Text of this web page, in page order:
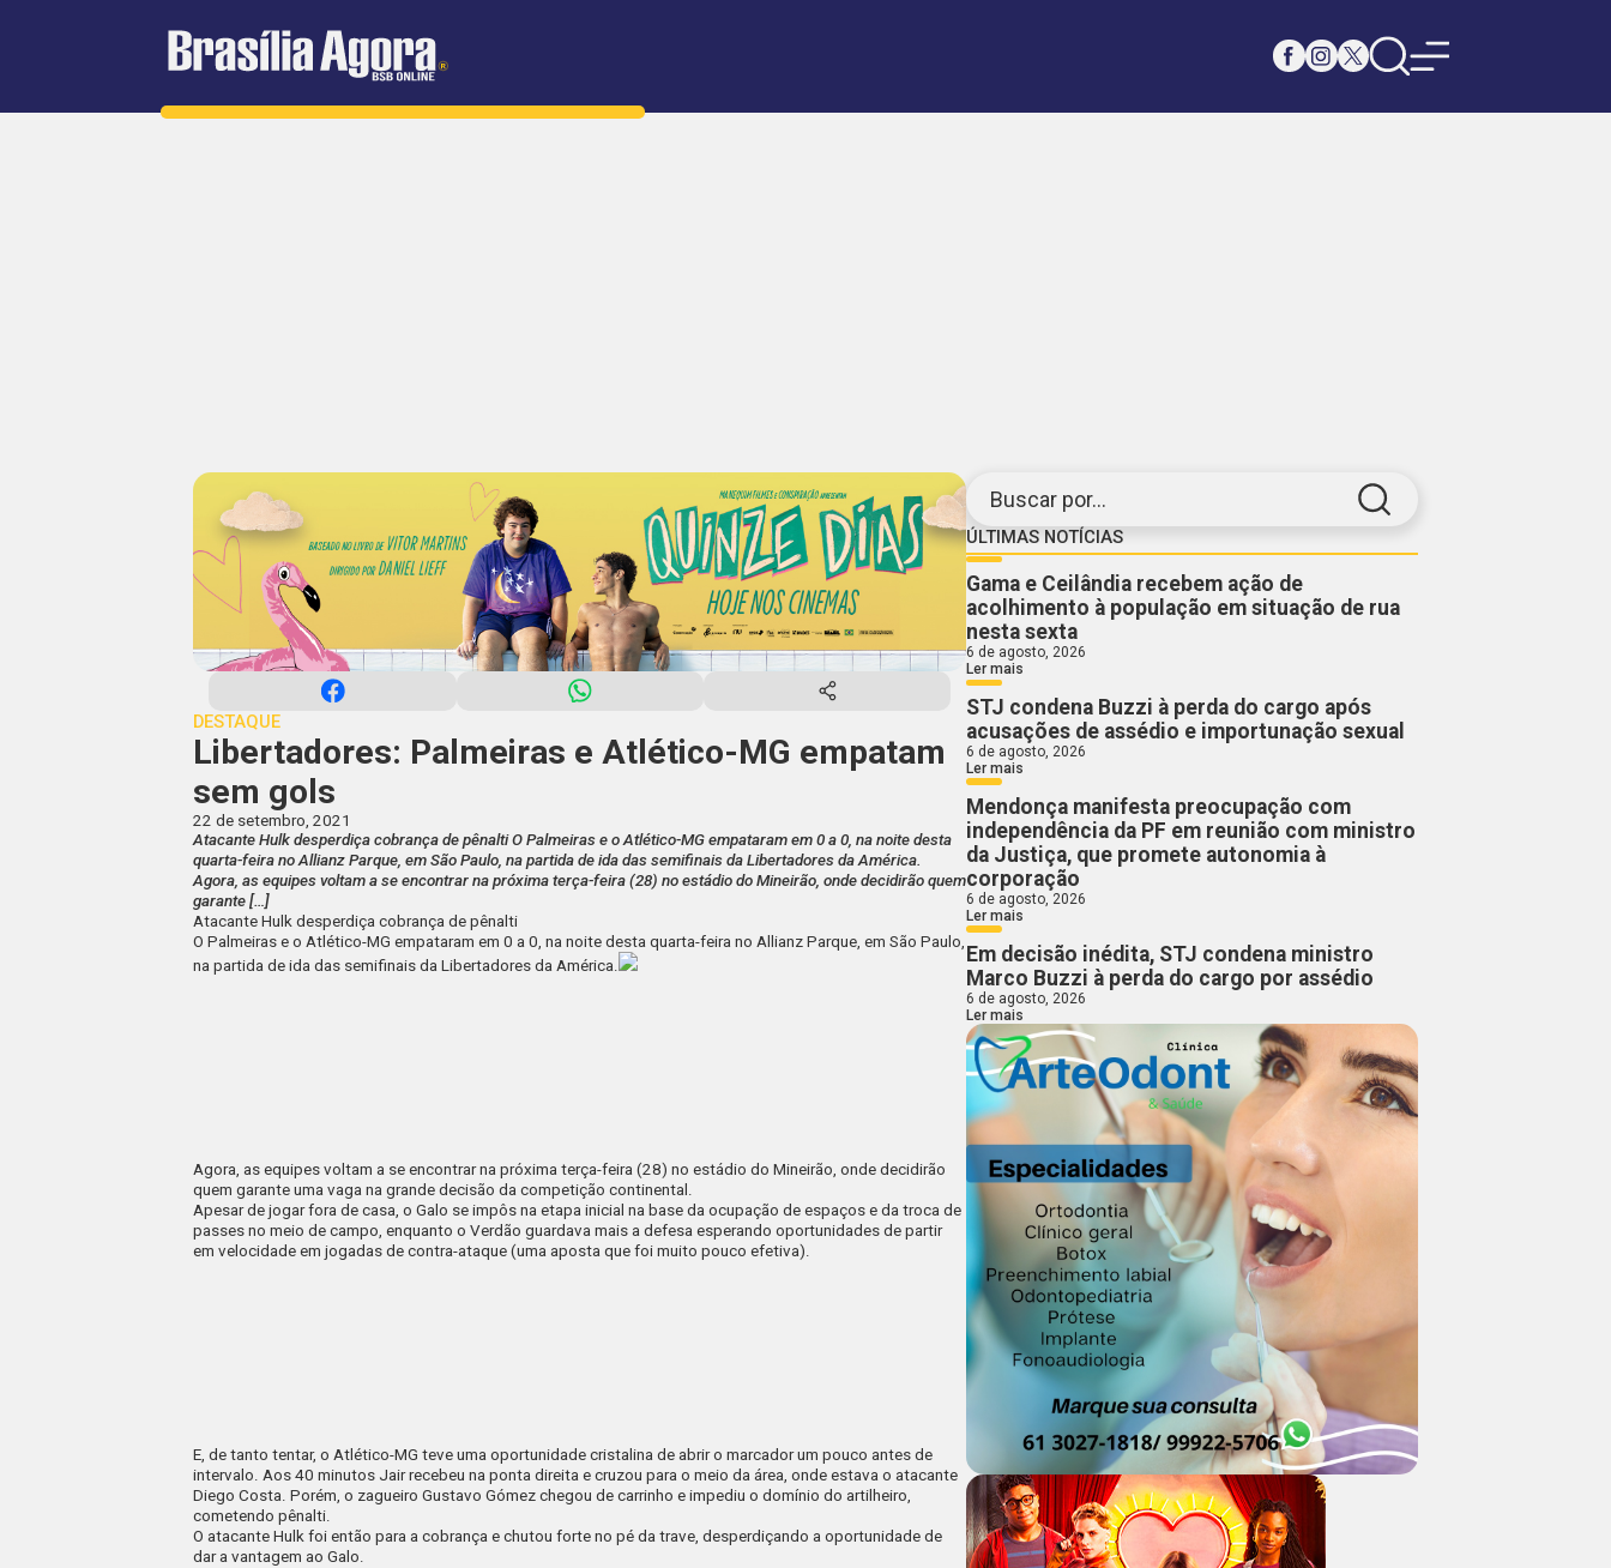
Buscar por...
ÚLTIMAS NOTÍCIAS
Gama e Ceilândia recebem ação de
acolhimento à população em situação de rua
nesta sexta
6 de agosto, 2026
Ler mais
STJ condena Buzzi à perda do cargo após
acusações de assédio e importunação sexual
6 de agosto, 2026
Ler mais
Mendonça manifesta preocupação com
independência da PF em reunião com ministro
da Justiça, que promete autonomia à
corporação
6 de agosto, 2026
Ler mais
Em decisão inédita, STJ condena ministro
Marco Buzzi à perda do cargo por assédio
6 de agosto, 2026
Ler mais
DESTAQUE
Libertadores: Palmeiras e Atlético-MG empatam
sem gols
22 de setembro, 2021
Atacante Hulk desperdiça cobrança de pênalti O Palmeiras e o Atlético-MG empataram em 0 a 0, na noite desta
quarta-feira no Allianz Parque, em São Paulo, na partida de ida das semifinais da Libertadores da América.
Agora, as equipes voltam a se encontrar na próxima terça-feira (28) no estádio do Mineirão, onde decidirão quem
garante […]
Atacante Hulk desperdiça cobrança de pênalti
O Palmeiras e o Atlético-MG empataram em 0 a 0, na noite desta quarta-feira no Allianz Parque, em São Paulo,
na partida de ida das semifinais da Libertadores da América.
Agora, as equipes voltam a se encontrar na próxima terça-feira (28) no estádio do Mineirão, onde decidirão
quem garante uma vaga na grande decisão da competição continental.
Apesar de jogar fora de casa, o Galo se impôs na etapa inicial na base da ocupação de espaços e da troca de
passes no meio de campo, enquanto o Verdão guardava mais a defesa esperando oportunidades de partir
em velocidade em jogadas de contra-ataque (uma aposta que foi muito pouco efetiva).
E, de tanto tentar, o Atlético-MG teve uma oportunidade cristalina de abrir o marcador um pouco antes de
intervalo. Aos 40 minutos Jair recebeu na ponta direita e cruzou para o meio da área, onde estava o atacante
Diego Costa. Porém, o zagueiro Gustavo Gómez chegou de carrinho e impediu o domínio do artilheiro,
cometendo pênalti.
O atacante Hulk foi então para a cobrança e chutou forte no pé da trave, desperdiçando a oportunidade de
dar a vantagem ao Galo.